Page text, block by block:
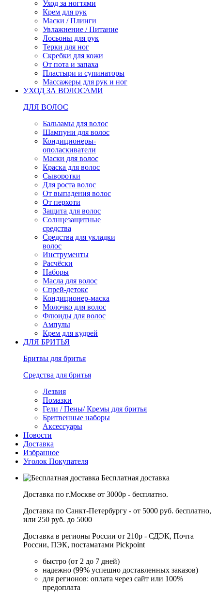
Уход за ногтями
Крем для рук
Маски / Плинги
Увлажнение / Питание
Лосьоны для рук
Терки для ног
Скребки для кожи
От пота и запаха
Пластыри и супинаторы
Массажеры для рук и ног
УХОД ЗА ВОЛОСАМИ
ДЛЯ ВОЛОС
Бальзамы для волос
Шампуни для волос
Кондиционеры-
ополаскиватели
Маски для волос
Краска для волос
Сыворотки
Для роста волос
От выпадения волос
От перхоти
Защита для волос
Солнцезащитные
средства
Средства для укладки
волос
Инструменты
Расчёски
Наборы
Масла для волос
Спрей-детокс
Кондиционер-маска
Молочко для волос
Флюиды для волос
Ампулы
Крем для кудрей
ДЛЯ БРИТЬЯ
Бритвы для бритья
Средства для бритья
Лезвия
Помазки
Гели / Пены/ Кремы для бритья
Бритвенные наборы
Аксессуары
Новости
Доставка
Избранное
Уголок Покупателя
Бесплатная доставка
Доставка по г.Москве от 3000р - бесплатно.
Доставка по Санкт-Петербургу - от 5000 руб. бесплатно,
или 250 руб. до 5000
Доставка в регионы России от 210р - СДЭК, Почта
России, ПЭК, постаматами Pickpoint
быстро (от 2 до 7 дней)
надежно (99% успешно доставленных заказов)
для регионов: оплата через сайт или 100%
предоплата